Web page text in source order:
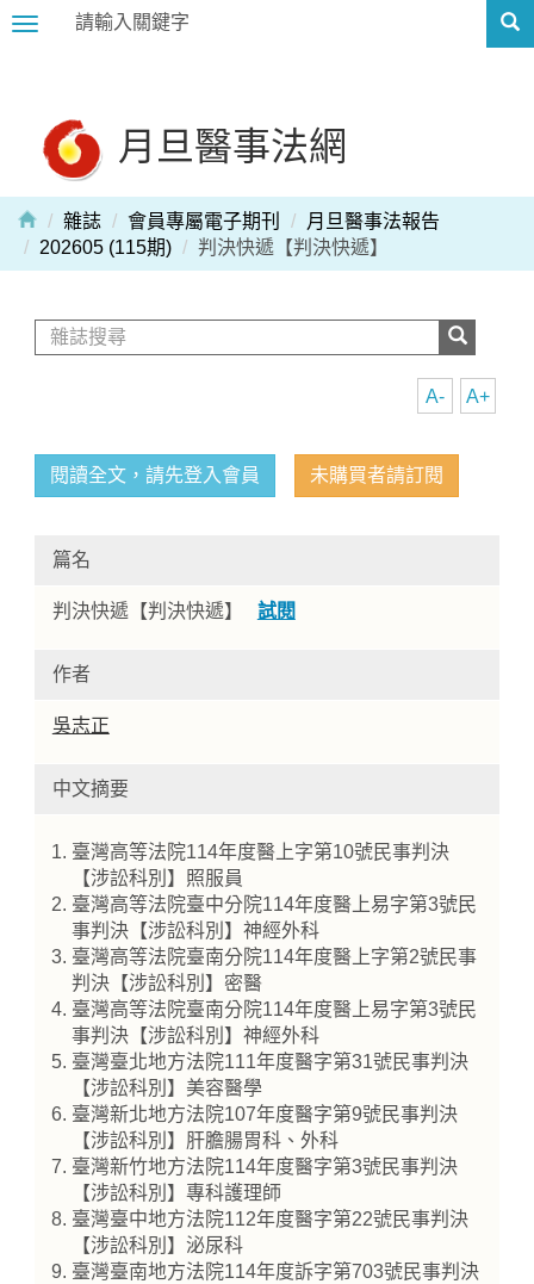
Toggle
月旦醫事法網
Home
雜誌 會員專屬電子期刊
月旦醫事法報告
202605 (115期)
判決快遞【判決快遞】
A+
A-
閱讀全文，請先登入會員 未購買者請訂閱
篇名
判決快遞【判決快遞】 試閱
作者
吳志正
中文摘要
臺灣高等法院114年度醫上字第10號民事判決
【涉訟科別】照服員
臺灣高等法院臺中分院114年度醫上易字第3號民
事判決【涉訟科別】神經外科
臺灣高等法院臺南分院114年度醫上字第2號民事
判決【涉訟科別】密醫
臺灣高等法院臺南分院114年度醫上易字第3號民
事判決【涉訟科別】神經外科
臺灣臺北地方法院111年度醫字第31號民事判決
【涉訟科別】美容醫學
臺灣新北地方法院107年度醫字第9號民事判決
【涉訟科別】肝膽腸胃科、外科
臺灣新竹地方法院114年度醫字第3號民事判決
【涉訟科別】專科護理師
臺灣臺中地方法院112年度醫字第22號民事判決
【涉訟科別】泌尿科
臺灣臺南地方法院114年度訴字第703號民事判決